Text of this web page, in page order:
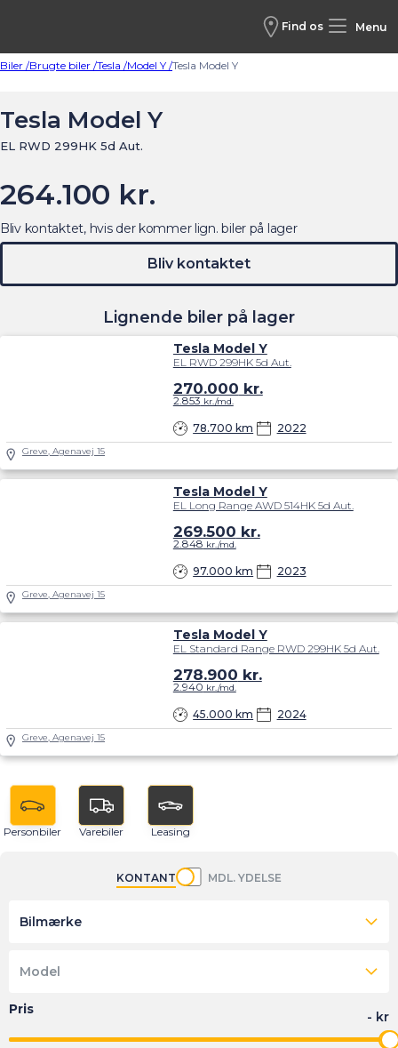
Find os Menu
Biler /Brugte biler /Tesla /Model Y /Tesla Model Y
Tesla Model Y
EL RWD 299HK 5d Aut.
264.100 kr.
Lignende biler på lager
Tesla Model Y
EL RWD 299HK 5d Aut.
78.700 km 2022
270.000 kr.
2.853 kr./md.
Greve, Agenavej 15
Tesla Model Y
EL Long Range AWD 514HK 5d Aut.
97.000 km 2023
269.500 kr.
2.848 kr./md.
Greve, Agenavej 15
Tesla Model Y
EL Standard Range RWD 299HK 5d Aut.
45.000 km 2024
278.900 kr.
2.940 kr./md.
Greve, Agenavej 15
Bliv kontaktet, hvis der kommer lign. biler på lager
Bliv kontaktet
Personbiler Varebiler Leasing
KONTANT MDL. YDELSE
Bilmærke
Model